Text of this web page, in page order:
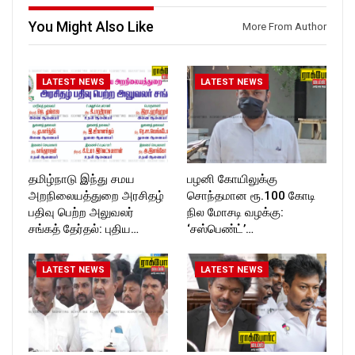
T_TIMES
Follow us on:
https://twitter.com/ROCKFOR
You Might Also Like More From Author
LATEST NEWS
தமிழ்நாடு இந்து சமய
அறநிலையத்துறை அரசிதழ்
பதிவு பெற்ற அலுவலர்
சங்கத் தேர்தல்: புதிய…
LATEST NEWS
பழனி கோயிலுக்கு
சொந்தமான ரூ.100 கோடி
நில மோசடி வழக்கு:
‘சஸ்பெண்ட்’…
LATEST NEWS LATEST NEWS